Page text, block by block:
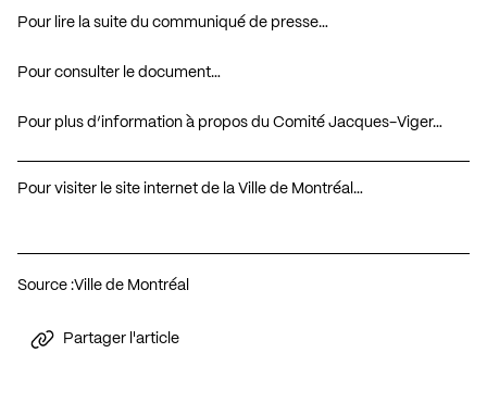
Pour lire la suite du communiqué de presse…
Pour consulter le document…
Pour plus d’information à propos du Comité Jacques-Viger…
Pour visiter le site internet de la Ville de Montréal…
Source :Ville de Montréal
Partager l'article